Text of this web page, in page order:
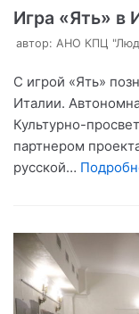
Игра «Ять» в
автор: АНО КПЦ
С игрой «Ять»
Италии.
Культурно-
партнером
русской…